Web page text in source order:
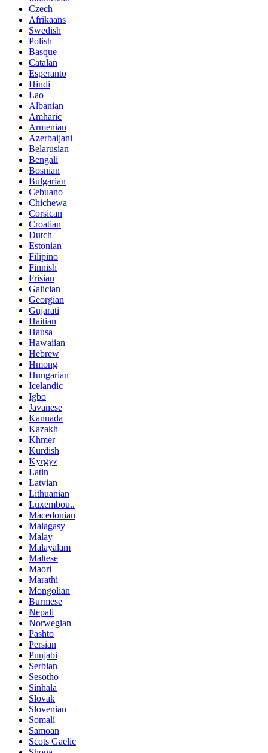
Czech
Afrikaans
Swedish
Polish
Basque
Catalan
Esperanto
Hindi
Lao
Albanian
Amharic
Armenian
Azerbaijani
Belarusian
Bengali
Bosnian
Bulgarian
Cebuano
Chichewa
Corsican
Croatian
Dutch
Estonian
Filipino
Finnish
Frisian
Galician
Georgian
Gujarati
Haitian
Hausa
Hawaiian
Hebrew
Hmong
Hungarian
Icelandic
Igbo
Javanese
Kannada
Kazakh
Khmer
Kurdish
Kyrgyz
Latin
Latvian
Lithuanian
Luxembou..
Macedonian
Malagasy
Malay
Malayalam
Maltese
Maori
Marathi
Mongolian
Burmese
Nepali
Norwegian
Pashto
Persian
Punjabi
Serbian
Sesotho
Sinhala
Slovak
Slovenian
Somali
Samoan
Scots Gaelic